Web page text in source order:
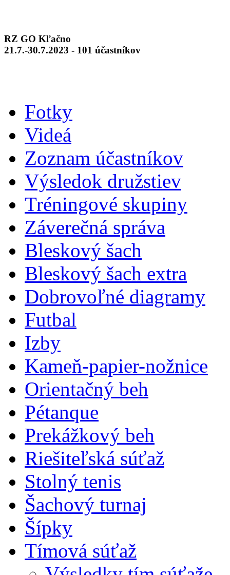
RZ GO Kľačno
21.7.-30.7.2023 - 101 účastníkov
Fotky
Videá
Zoznam účastníkov
Výsledok družstiev
Tréningové skupiny
Záverečná správa
Bleskový šach
Bleskový šach extra
Dobrovoľné diagramy
Futbal
Izby
Kameň-papier-nožnice
Orientačný beh
Pétanque
Prekážkový beh
Riešiteľská súťaž
Stolný tenis
Šachový turnaj
Šípky
Tímová súťaž